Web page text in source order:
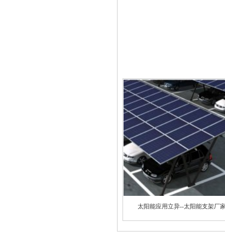
太阳能应用立异--太阳能支架厂